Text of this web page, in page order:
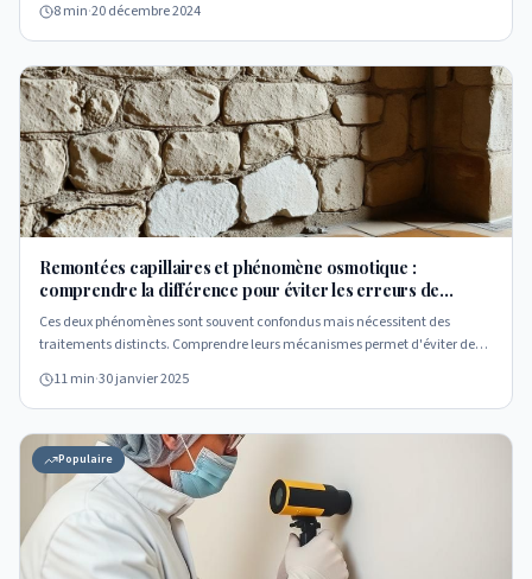
8 min·20 décembre 2024
Remontées capillaires et phénomène osmotique :
comprendre la différence pour éviter les erreurs de
diagnostic
Ces deux phénomènes sont souvent confondus mais nécessitent des
traitements distincts. Comprendre leurs mécanismes permet d'éviter des
11 min·30 janvier 2025
Populaire